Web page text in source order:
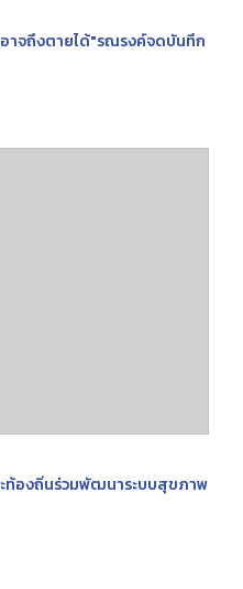
าจถึงตายได้"รณรงค์จดบันทึก
ท้องถิ่นร่วมพัฒนาระบบสุขภาพ